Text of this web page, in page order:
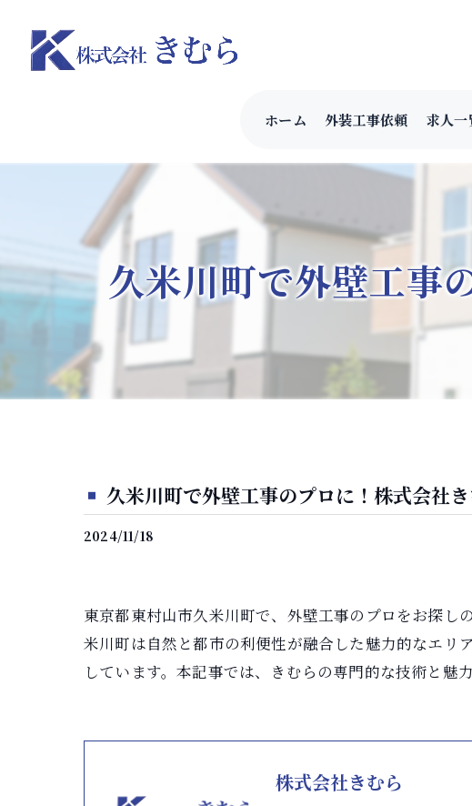
ホーム 外装工事依頼 求人一
久米川町で外壁工事
久米川町で外壁工事のプロに！株式会社
2024/11/18
東京都東村山市久米川町で、外壁工事のプロをお探し
米川町は自然と都市の利便性が融合した魅力的なエリ
しています。本記事では、きむらの専門的な技術と魅
株式会社きむら